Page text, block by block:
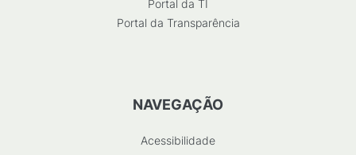
Portal da TI
Portal da Transparência
NAVEGAÇÃO
Acessibilidade